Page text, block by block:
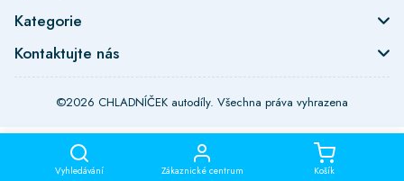
Vyhledávání Zákaznické centrum Košík
Kategorie
Kontaktujte nás
©2026 CHLADNÍČEK autodíly. Všechna práva vyhrazena